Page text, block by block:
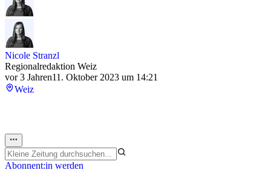
Nicole Stranzl
Regionalredaktion Weiz
vor 3 Jahren11. Oktober 2023 um 14:21
Weiz
Abonnent:in werden